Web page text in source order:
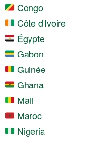
Congo
Côte d'Ivoire
Égypte
Gabon
Guinée
Ghana
Mali
Maroc
Nigeria